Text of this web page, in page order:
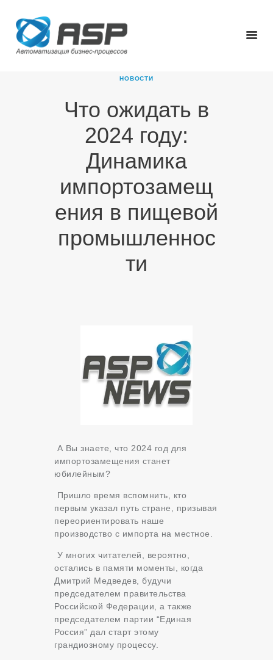
НОВОСТИ
Что ожидать в
2024 году:
Динамика
импортозамещ
ения в пищевой
промышленнос
ти
ГЛАВНАЯ
О КОМПАНИИ
ПРОДУКТЫ
НОВОСТИ
КАРЬЕРА
ПАРТНЕРЫ
КОНТАКТЫ
А Вы знаете, что 2024 год для
импортозамещения станет
юбилейным?
Пришло время вспомнить, кто
первым указал путь стране, призывая
переориентировать наше
производство с импорта на местное.
У многих читателей, вероятно,
остались в памяти моменты, когда
Дмитрий Медведев, будучи
председателем правительства
Российской Федерации, а также
председателем партии “Единая
Россия” дал старт этому
грандиозному процессу.